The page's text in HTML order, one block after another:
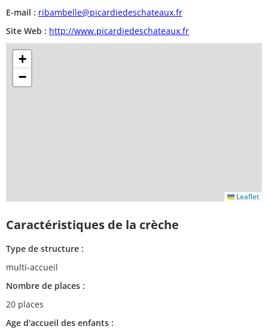
E-mail : ribambelle@picardiedeschateaux.fr
Site Web : http://www.picardiedeschateaux.fr
+
−
Leaflet
Caractéristiques de la crèche
Type de structure :
multi-accueil
Nombre de places :
20 places
Age d'accueil des enfants :